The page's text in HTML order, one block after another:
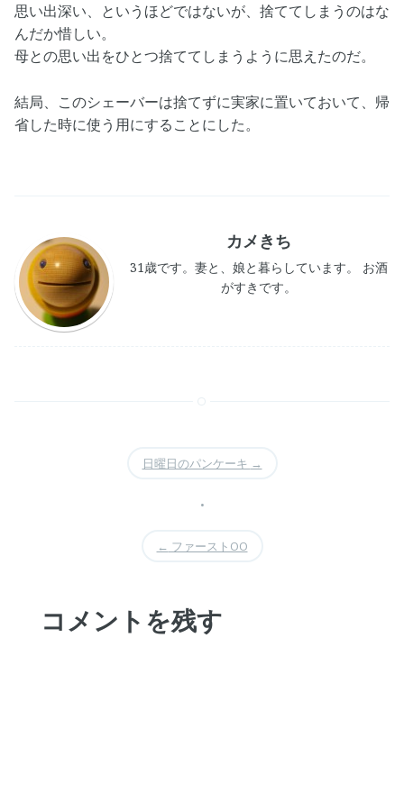
思い出深い、というほどではないが、捨ててしまうのはな
んだか惜しい。
母との思い出をひとつ捨ててしまうように思えたのだ。
結局、このシェーバーは捨てずに実家に置いておいて、帰
省した時に使う用にすることにした。
カメきち
31歳です。妻と、娘と暮らしています。 お酒
がすきです。
日曜日のパンケーキ →
•
← ファーストOO
コメントを残す